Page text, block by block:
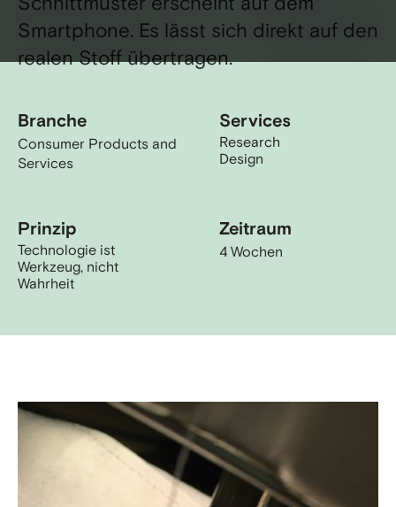
Smartphone. Es lässt sich direkt auf den
realen Stoff übertragen.
Branche
Consumer Products and
Services
Services
Research
Design
Prinzip
Technologie ist
Werkzeug, nicht
Wahrheit
Zeitraum
4 Wochen